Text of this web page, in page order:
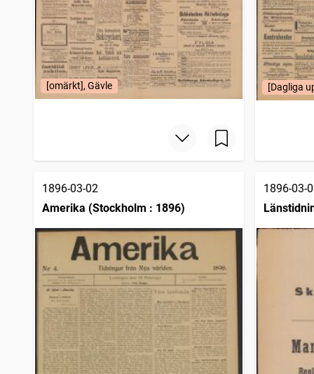
[omärkt], Gävle [Dagliga
1896-03-02
Amerika (Stockholm : 1896)
1896-03-